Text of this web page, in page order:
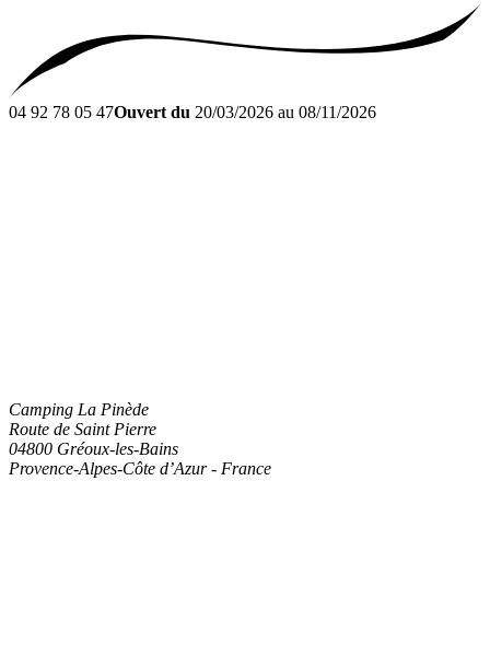
04 92 78 05 47Ouvert du 20/03/2026 au 08/11/2026
Camping La Pinède
Route de Saint Pierre
04800 Gréoux-les-Bains
Provence-Alpes-Côte d’Azur- France